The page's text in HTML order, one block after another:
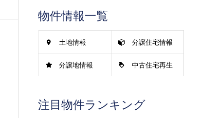
物件情報一覧
土地情報 分譲住宅情報
分譲地情報 中古住宅再生
注目物件ランキング